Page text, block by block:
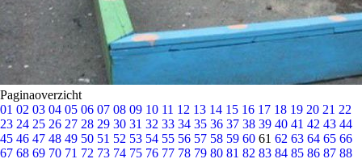
Paginaoverzicht
01 02 03 04 05 06 07 08 09 10 11 12 13 14 15 16 17 18 19 20 21 22
23 24 25 26 27 28 29 30 31 32 33 34 35 36 37 38 39 40 41 42 43 44
45 46 47 48 49 50 51 52 53 54 55 56 57 58 59 60 61 62 63 64 65 66
67 68 69 70 71 72 73 74 75 76 77 78 79 80 81 82 83 84 85 86 87 88